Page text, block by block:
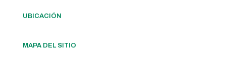
UBICACIÓN
MAPA DEL SITIO